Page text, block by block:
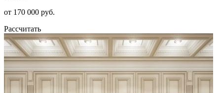
от 170 000 руб.
Рассчитать